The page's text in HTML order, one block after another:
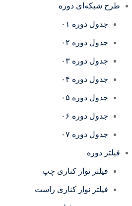
طرح شبکه‌ای دوره
جدول دوره ۰۱
جدول دوره ۰۲
جدول دوره ۰۳
جدول دوره ۰۴
جدول دوره ۰۵
جدول دوره ۰۶
جدول دوره ۰۷
فیلتر دوره
فیلتر نوار کناری چپ
فیلتر نوار کناری راست